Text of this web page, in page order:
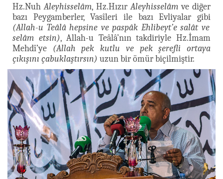
Hz.NuhAleyhisselâm, Hz.HızırAleyhisselâm ve diğer
bazı Peygamberler, Vasîleri ile bazı Evliyalar gibi
(Allah-u Teâlâ hepsine ve paspâk Ehlibeyt’e salât ve
selâm etsin), Allah-u Teâlâ’nın takdiriyle Hz.İmam
Mehdî’ye (Allah pek kutlu ve pek şerefli ortaya
çıkışını çabuklaştırsın) uzun bir ömür biçilmiştir.